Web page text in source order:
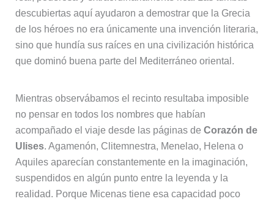
descubiertas aquí ayudaron a demostrar que la Grecia
de los héroes no era únicamente una invención literaria,
sino que hundía sus raíces en una civilización histórica
que dominó buena parte del Mediterráneo oriental.
Mientras observábamos el recinto resultaba imposible
no pensar en todos los nombres que habían
acompañado el viaje desde las páginas de Corazón de
Ulises. Agamenón, Clitemnestra, Menelao, Helena o
Aquiles aparecían constantemente en la imaginación,
suspendidos en algún punto entre la leyenda y la
realidad. Porque Micenas tiene esa capacidad poco